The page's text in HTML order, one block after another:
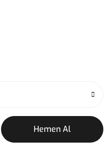
Hemen Al